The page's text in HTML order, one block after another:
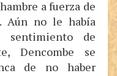
a fuerza de
Aún no le había
de
Dencombe se
de no haber